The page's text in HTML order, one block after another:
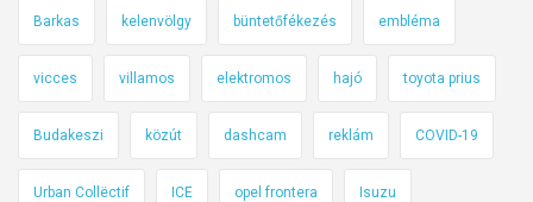
Barkas kelenvölgy büntetőfékezés embléma
vicces villamos elektromos hajó toyota prius
Budakeszi közút dashcam reklám COVID-19
Urban Collëctif ICE opel frontera Isuzu